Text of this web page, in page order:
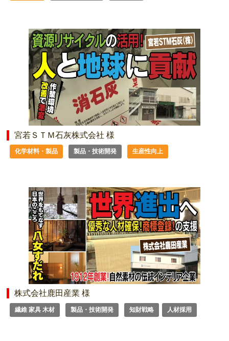
宮若ＳＴＭ石灰株式会社 様
化学材料・製品 製品・技術開発 生産性向上
株式会社鹿田産業 様
繊維 家具 木材 製品・技術開発 知財戦略 人材採用